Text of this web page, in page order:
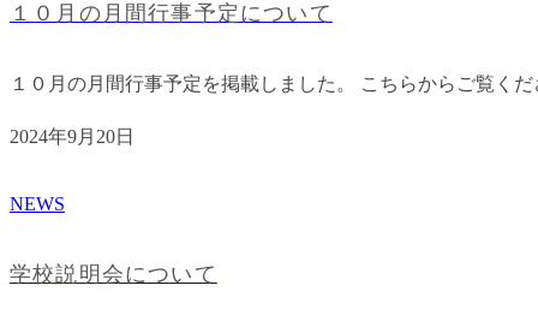
１０月の月間行事予定について
１０月の月間行事予定を掲載しました。 こちらからご覧くだ
2024年9月20日
NEWS
学校説明会について